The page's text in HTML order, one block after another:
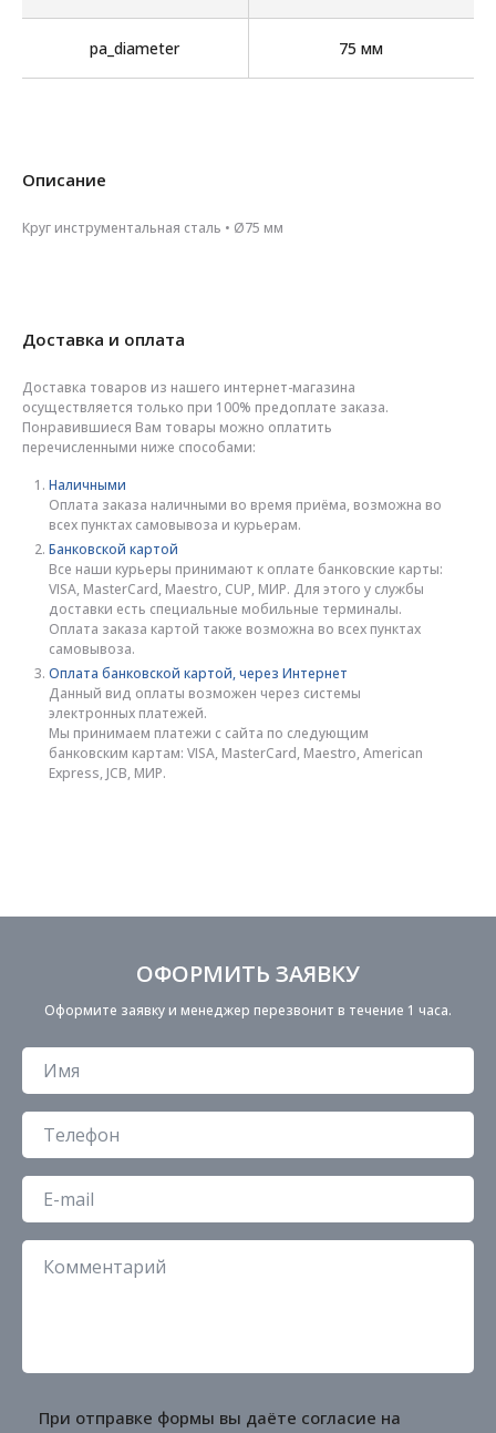
pa_diameter 75 мм
Описание
Круг инструментальная сталь • Ø75 мм
Доставка и оплата
Доставка товаров из нашего интернет-магазина
осуществляется только при 100% предоплате заказа.
Понравившиеся Вам товары можно оплатить
перечисленными ниже способами:
Наличными
Оплата заказа наличными во время приёма, возможна во
всех пунктах самовывоза и курьерам.
Банковской картой
Все наши курьеры принимают к оплате банковские карты:
VISA, MasterCard, Maestro, CUP, МИР. Для этого у службы
доставки есть специальные мобильные терминалы.
Оплата заказа картой также возможна во всех пунктах
самовывоза.
Оплата банковской картой, через Интернет
Данный вид оплаты возможен через системы
электронных платежей.
Мы принимаем платежи с сайта по следующим
банковским картам: VISA, MasterCard, Maestro, American
Express, JCB, МИР.
ОФОРМИТЬ ЗАЯВКУ
Оформите заявку и менеджер перезвонит в течение 1 часа.
При отправке формы вы даёте согласие на